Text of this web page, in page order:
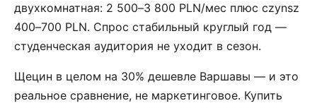
двухкомнатная: 2 500–3 800 PLN/мес плюс czynsz
400–700 PLN. Спрос стабильный круглый год —
студенческая аудитория не уходит в сезон.
Щецин в целом на 30% дешевле Варшавы — и это
реальное сравнение, не маркетинговое. Купить